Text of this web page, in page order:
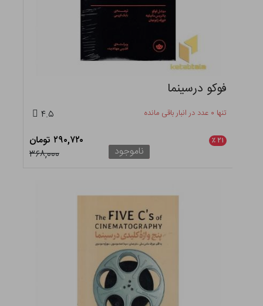
فوکو درسینما
تنها ۰ عدد در انبار باقی مانده ۴.۵
۲۱ ٪
۲۹۰,۷۲۰ تومان
۳۶۸,۰۰۰
ناموجود